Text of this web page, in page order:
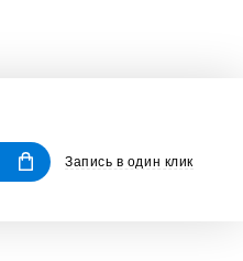
Запись в один клик